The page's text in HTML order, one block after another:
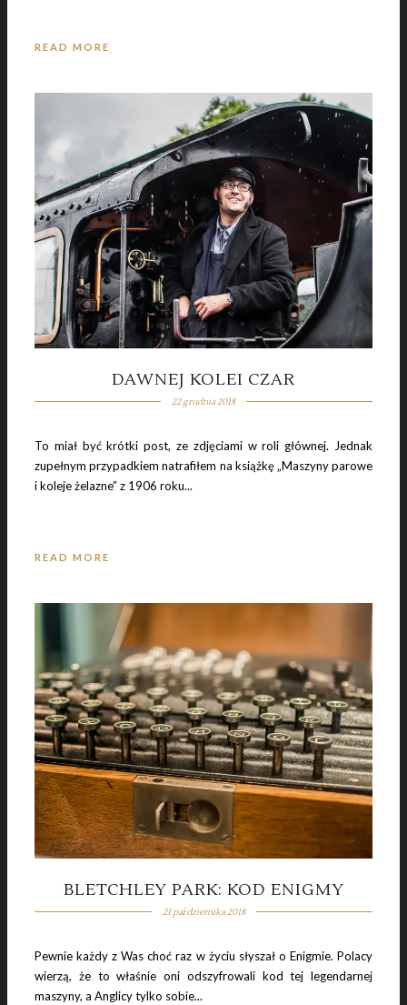
21 czerwca 2018
FROM ISTANBUL WITH LOVE
24 maja 2018
PRISON BREAK
READ MORE
DAWNEJ KOLEI CZAR
22 grudnia 2018
To miał być krótki post, ze zdjęciami w roli głównej. Jednak
zupełnym przypadkiem natrafiłem na książkę „Maszyny parowe
i koleje żelazne” z 1906 roku...
READ MORE
BLETCHLEY PARK: KOD ENIGMY
21 października 2018
Pewnie każdy z Was choć raz w życiu słyszał o Enigmie. Polacy
wierzą, że to właśnie oni odszyfrowali kod tej legendarnej
maszyny, a Anglicy tylko sobie...